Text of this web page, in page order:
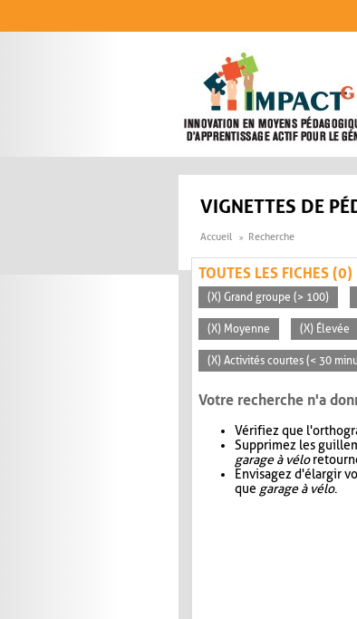
VIGNETTES DE
Accueil Recherche
TOUTES LES FICHES (0)
(X) Grand groupe (> 100)
(X) Moyenne (X) Élevée
(X) Activités courtes (< 30
Votre recherche n'a
Vérifiez que
Supprimez les
garage à vélo
Envisagez d'élargir
que garage à vélo.